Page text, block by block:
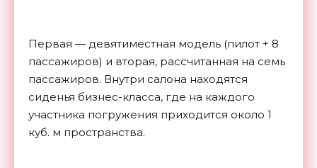
Первая — девятиместная модель (пилот + 8
пассажиров) и вторая, рассчитанная на семь
пассажиров. Внутри салона находятся
сиденья бизнес-класса, где на каждого
участника погружения приходится около 1
куб. м пространства.